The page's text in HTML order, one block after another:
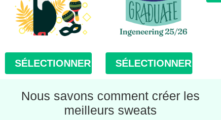
SÉLECTIONNER SÉLECTIONNER
Nous savons comment créer les
meilleurs sweats